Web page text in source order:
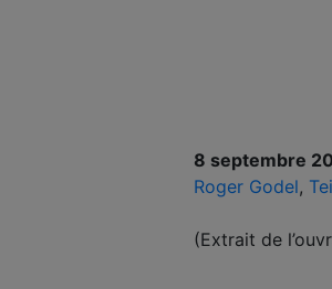
8 septembre
Roger Godel,
(Extrait de